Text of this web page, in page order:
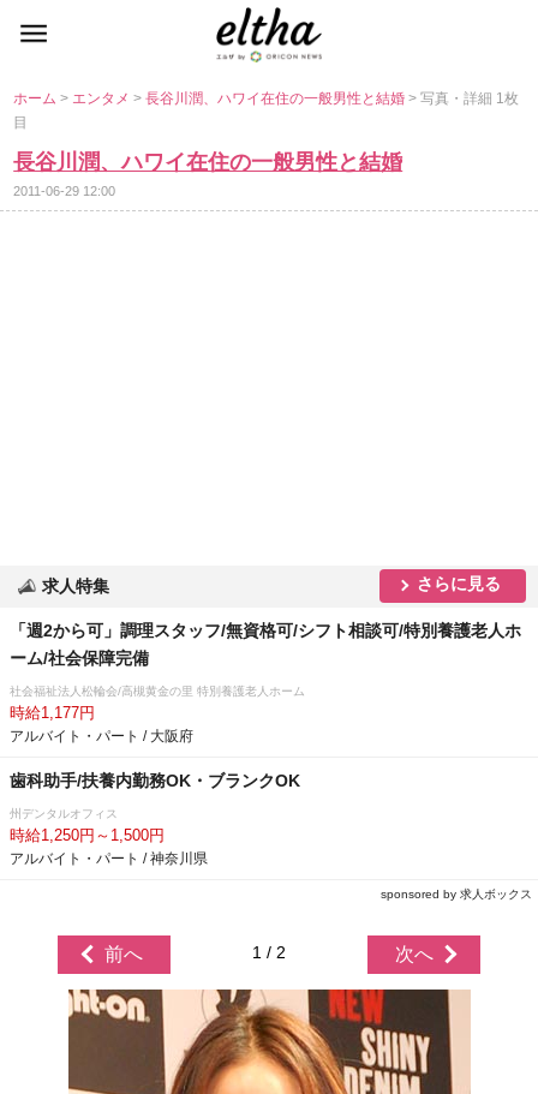
ホーム> エンタメ>長谷川潤、ハワイ在住の一般男性と結婚> 写真・詳細 1枚
目
長谷川潤、ハワイ在住の一般男性と結婚
2011-06-29 12:00
求人特集 さらに見る
「週2から可」調理スタッフ/無資格可/シフト相談可/特別養護老人ホ
ーム/社会保障完備
社会福祉法人松輪会/高槻黄金の里 特別養護老人ホーム
時給1,177円
アルバイト・パート / 大阪府
歯科助手/扶養内勤務OK・ブランクOK
州デンタルオフィス
時給1,250円～1,500円
アルバイト・パート / 神奈川県
sponsored by 求人ボックス
前へ 1 / 2 次へ